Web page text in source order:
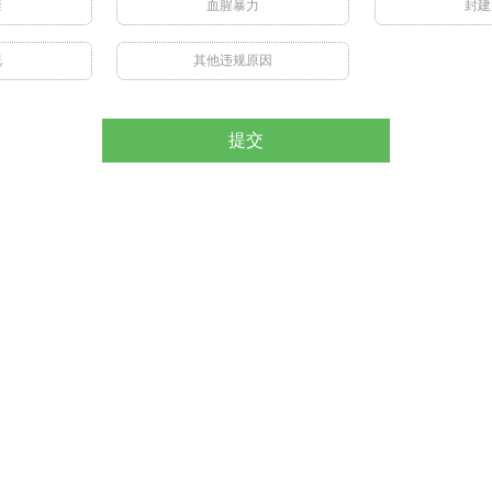
血腥暴力 封
其他违规原因
提交